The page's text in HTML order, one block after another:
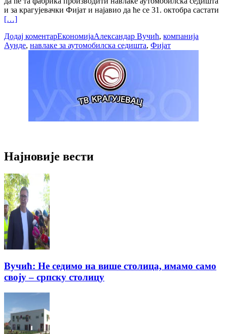
и за крагујевачки Фијат и најавио да ће се 31. октобра састати
[…]
Додај коментарЕкономијаАлександар Вучић, компанија
Аунде, навлаке за аутомобилска седишта, Фијат
Најновије вести
Вучић: Не седимо на више столица, имамо само
своју – српску столицу